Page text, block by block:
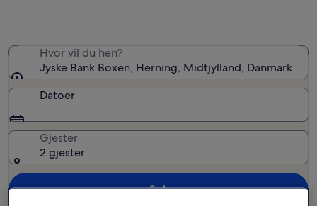
Hvor vil du hen?
Jyske Bank Boxen, Herning, Midtjylland, Danmark
Datoer
Gjester
2 gjester
Søk